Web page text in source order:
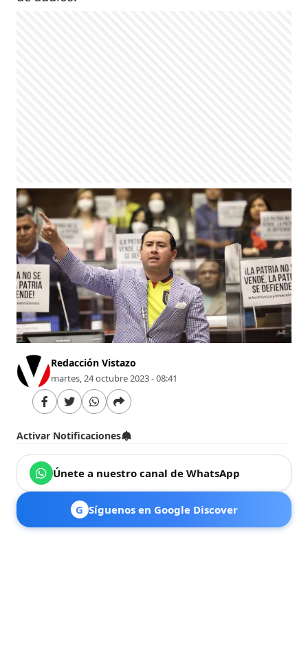
Redacción Vistazo
martes, 24 octubre 2023 - 08:41
Activar Notificaciones
Únete a nuestro canal de WhatsApp
G Síguenos en Google Discover